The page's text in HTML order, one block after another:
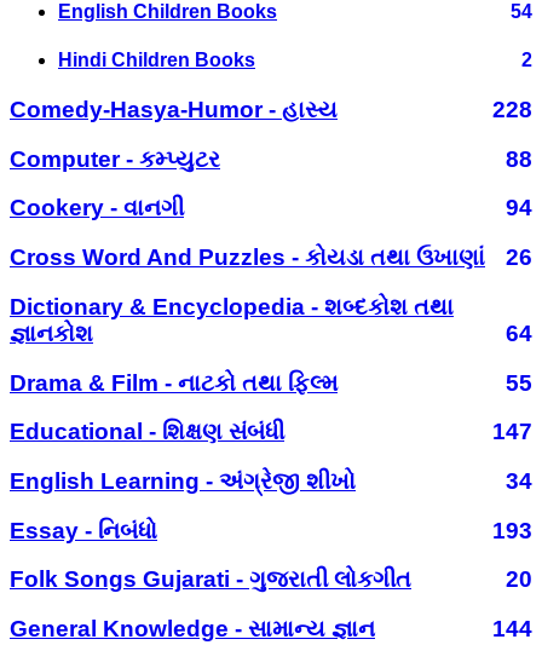
English Children Books 54
Hindi Children Books 2
Comedy-Hasya-Humor - હાસ્ય
228
Computer - કમ્પ્યુટર
88
Cookery - વાનગી
94
Cross Word And Puzzles - કોયડા તથા ઉખાણાં
26
Dictionary & Encyclopedia - શબ્દકોશ તથા
જ્ઞાનકોશ
64
Drama & Film - નાટકો તથા ફિલ્મ
55
Educational - શિક્ષણ સંબંધી
147
English Learning - અંગ્રેજી શીખો
34
Essay - નિબંધો
193
Folk Songs Gujarati - ગુજરાતી લોકગીત
20
General Knowledge - સામાન્ય જ્ઞાન
144